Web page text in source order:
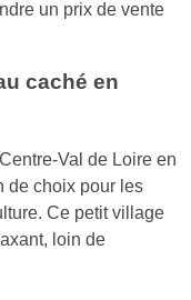
un prix de vente
caché en
Val de Loire en
de choix pour les
Ce petit village
loin de